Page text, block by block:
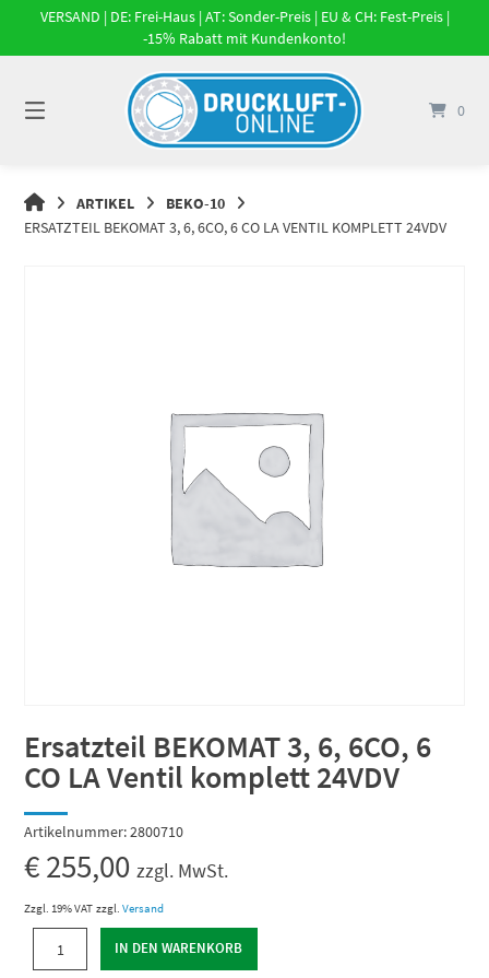
Springe
Inhalt
VERSAND | DE: Frei-Haus | AT: Sonder-Preis | EU & CH: Fest-Preis |
-15% Rabatt mit Kundenkonto!
0
DRUCKLUFT-
ONLINE
ARTIKEL
BEKO-10
ERSATZTEIL BEKOMAT 3, 6, 6CO, 6 CO LA VENTIL KOMPLETT 24VDV
Ersatzteil BEKOMAT 3, 6, 6CO, 6
CO LA Ventil komplett 24VDV
Artikelnummer:2800710
€255,00 zzgl. MwSt.
Zzgl. 19% VAT zzgl.Versand
BEKOMAT
IN DEN WARENKORB